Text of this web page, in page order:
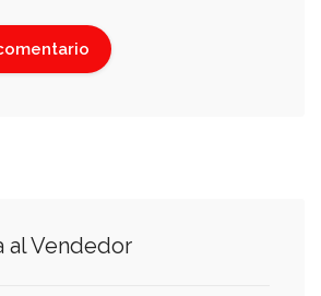
al Vendedor